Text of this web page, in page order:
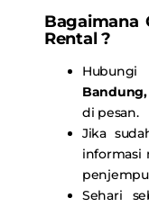
Bagaimana
Rental ?
Hubungi
Bandung
di pesan.
Jika
informasi
Sehari